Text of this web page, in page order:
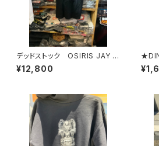
デッドストック OSIRIS JAY A
DAMS
¥12,800
ラー
サ